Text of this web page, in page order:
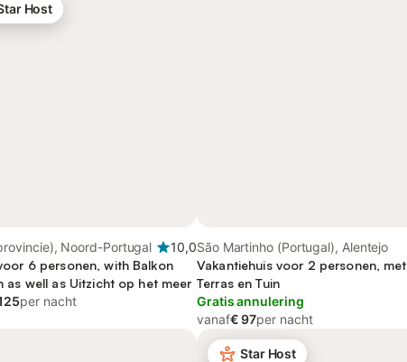
Host
Noord-Portugal
10,0
6 personen, with Balkon
as well as Uitzicht op het meer
per nacht
São Martinho (Portugal), Alentejo
Vakantiehuis voor 2 personen, met
Terras en Tuin
Gratis annulering
vanaf€ 97per nacht
Star Host